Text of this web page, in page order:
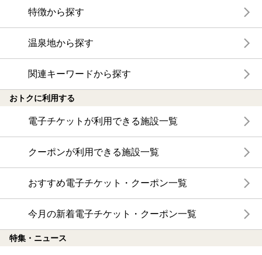
特徴から探す
温泉地から探す
関連キーワードから探す
おトクに利用する
電子チケットが利用できる施設一覧
クーポンが利用できる施設一覧
おすすめ電子チケット・クーポン一覧
今月の新着電子チケット・クーポン一覧
特集・ニュース